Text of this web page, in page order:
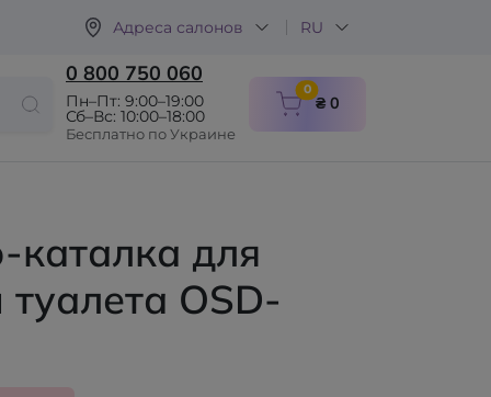
Адреса салонов RU
0 800 750 060
Пн–Пт: 9:00–19:00
Сб–Вс: 10:00–18:00
Бесплатно по Украине
0items in cart
₴ 0
каталка для
OSD-